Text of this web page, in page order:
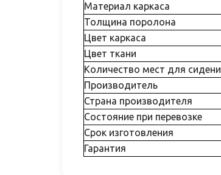
Материал каркаса
Толщина поролона
Цвет каркаса
Цвет ткани
Количество мест для
Производитель
Страна производителя
Состояние при перевозке
Срок изготовления
Гарантия